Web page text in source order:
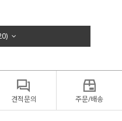
)
견적문의 주문/배송